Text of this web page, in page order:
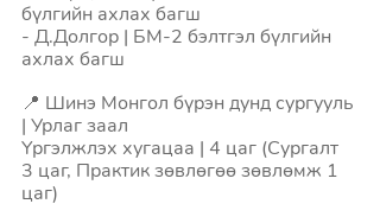
бүлгийн ахлах багш
- Д.Долгор | БМ-2 бэлтгэл бүлгийн
ахлах багш
📍 Шинэ Монгол бүрэн дунд сургууль
| Урлаг заал
Үргэлжлэх хугацаа | 4 цаг (Сургалт
3 цаг, Практик зөвлөгөө зөвлөмж 1
цаг)